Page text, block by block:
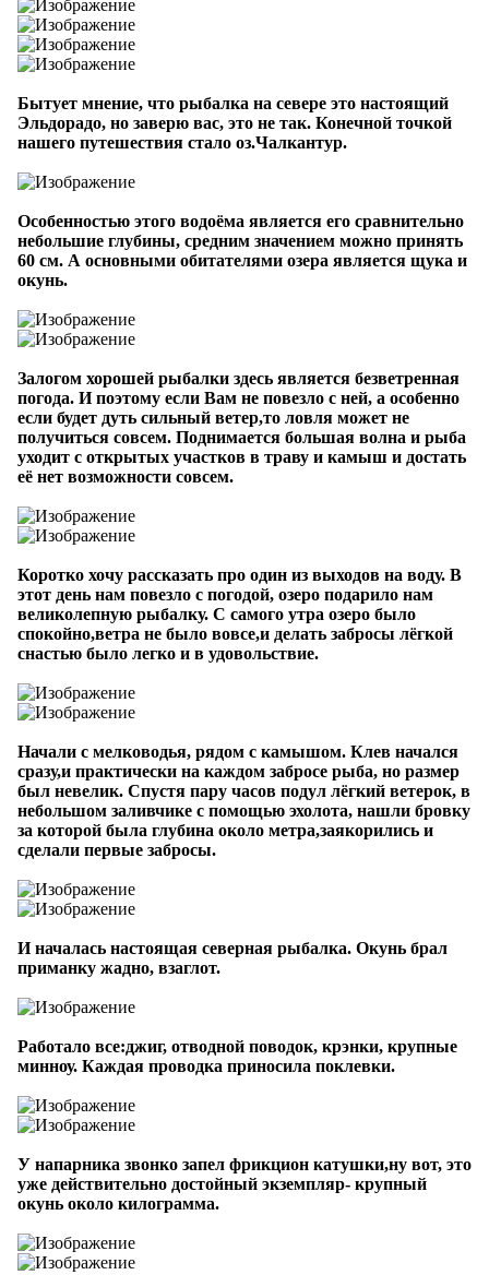
Бытует мнение, что рыбалка на севере это настоящий
Эльдорадо, но заверю вас, это не так. Конечной точкой
нашего путешествия стало оз.Чалкантур.
Особенностью этого водоёма является его сравнительно
небольшие глубины, средним значением можно принять
60 см. А основными обитателями озера является щука и
окунь.
Залогом хорошей рыбалки здесь является безветренная
погода. И поэтому если Вам не повезло с ней, а особенно
если будет дуть сильный ветер,то ловля может не
получиться совсем. Поднимается большая волна и рыба
уходит с открытых участков в траву и камыш и достать
её нет возможности совсем.
Коротко хочу рассказать про один из выходов на воду. В
этот день нам повезло с погодой, озеро подарило нам
великолепную рыбалку. С самого утра озеро было
спокойно,ветра не было вовсе,и делать забросы лёгкой
снастью было легко и в удовольствие.
Начали с мелководья, рядом с камышом. Клев начался
сразу,и практически на каждом забросе рыба, но размер
был невелик. Спустя пару часов подул лёгкий ветерок, в
небольшом заливчике с помощью эхолота, нашли бровку
за которой была глубина около метра,заякорились и
сделали первые забросы.
И началась настоящая северная рыбалка. Окунь брал
приманку жадно, взаглот.
Работало все:джиг, отводной поводок, крэнки, крупные
минноу. Каждая проводка приносила поклевки.
У напарника звонко запел фрикцион катушки,ну вот, это
уже действительно достойный экземпляр- крупный
окунь около килограмма.